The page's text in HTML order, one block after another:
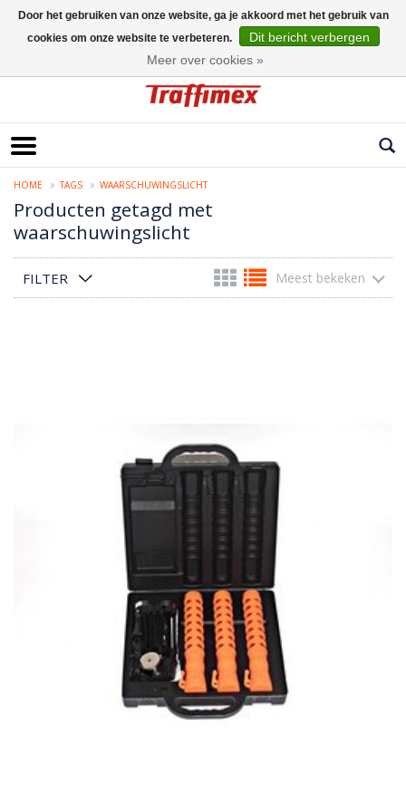
HOME TAGS WAARSCHUWINGSLICHT
Producten getagd met
waarschuwingslicht
FILTER Meest bekeken
Door het gebruiken van onze website, ga je akkoord met het gebruik van
cookies om onze website te verbeteren.
Dit bericht verbergen
Meer over cookies »